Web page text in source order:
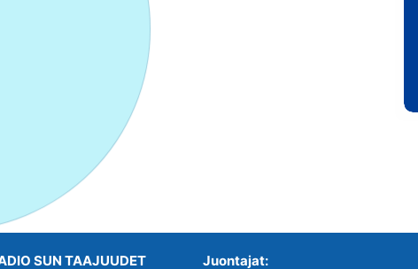
SUN TAAJUUDET Juontajat: